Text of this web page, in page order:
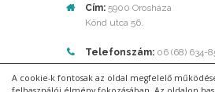
A cookie-k fontosak az oldal megfelelő
Cím: 5900 Orosháza
Könd utca 56.
Telefonszám: 06 (68) 634-
E-mail: